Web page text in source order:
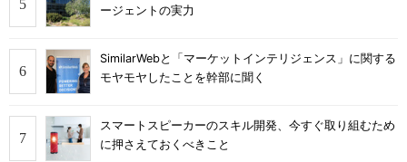
ージェントの実力
SimilarWebと「マーケットインテリジェンス」に関する
モヤモヤしたことを幹部に聞く
スマートスピーカーのスキル開発、今すぐ取り組むため
に押さえておくべきこと